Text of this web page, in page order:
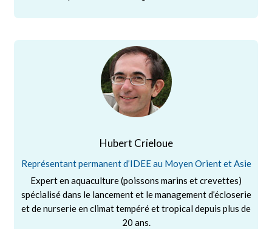
Hubert Crieloue
Représentant permanent d’IDEE au Moyen Orient et Asie
Expert en aquaculture (poissons marins et crevettes)
spécialisé dans le lancement et le management d’écloserie
et de nurserie en climat tempéré et tropical depuis plus de
20 ans.